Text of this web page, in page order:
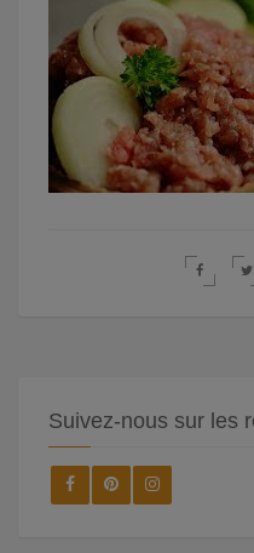
Suivez-nous sur les